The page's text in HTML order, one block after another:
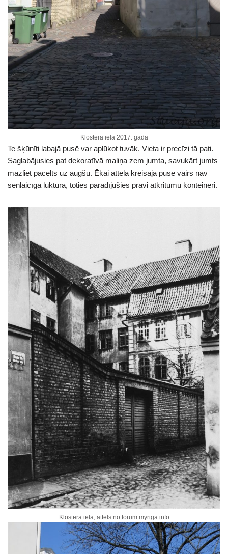
Klostera iela 2017. gadā
Te šķūnīti labajā pusē var aplūkot tuvāk. Vieta ir precīzi tā pati.
Saglabājusies pat dekoratīvā maliņa zem jumta, savukārt jumts
mazliet pacelts uz augšu. Ēkai attēla kreisajā pusē vairs nav
senlaicīgā luktura, toties parādījušies prāvi atkritumu konteineri.
Klostera iela, attēls no forum.myriga.info